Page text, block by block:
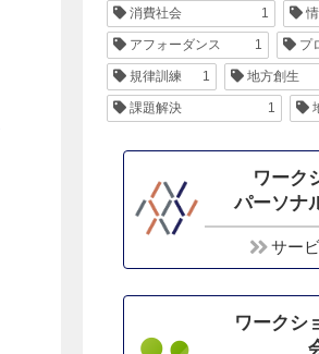
消費社会 1
アフォーダンス 1 プ
規律訓練 1 地方創生
課題解決 1
ワーク
パーソナ
サー
ワークシ